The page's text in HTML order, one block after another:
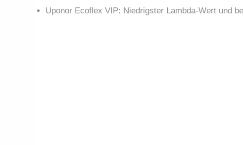
Uponor Ecoflex VIP: Niedrigster Lambda-Wert und